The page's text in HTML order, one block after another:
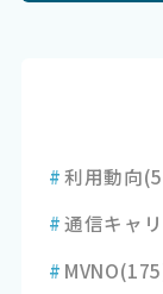
#利用動向
#通信キャ
# MVNO